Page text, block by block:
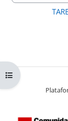
Abrir índice del